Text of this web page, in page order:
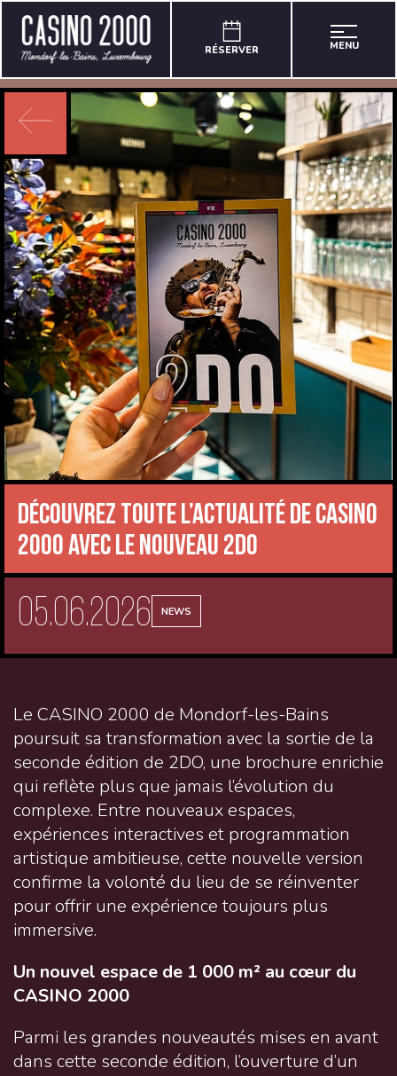
RÉSERVER MENU
Découvrez toute l’actualité de CASINO
2000 avec le nouveau 2DO
05.06.2026 NEWS
Le CASINO 2000 de Mondorf-les-Bains
poursuit sa transformation avec la sortie de la
seconde édition de 2DO, une brochure enrichie
qui reflète plus que jamais l’évolution du
complexe. Entre nouveaux espaces,
expériences interactives et programmation
artistique ambitieuse, cette nouvelle version
confirme la volonté du lieu de se réinventer
pour offrir une expérience toujours plus
immersive.
Un nouvel espace de 1 000 m² au cœur du
CASINO 2000
Parmi les grandes nouveautés mises en avant
dans cette seconde édition, l’ouverture d’un